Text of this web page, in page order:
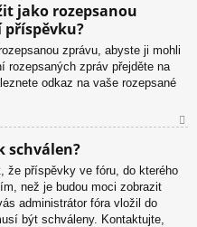
u
jako rozepsanou
příspěvku?
zprávu, abyste ji mohli
rozepsaných zpráv přejděte na
odkaz na vaše rozepsané
or
schválen?
že příspěvky ve fóru, do kterého
než je budou moci zobrazit
administrátor fóra vložil do
být schváleny. Kontaktujte,